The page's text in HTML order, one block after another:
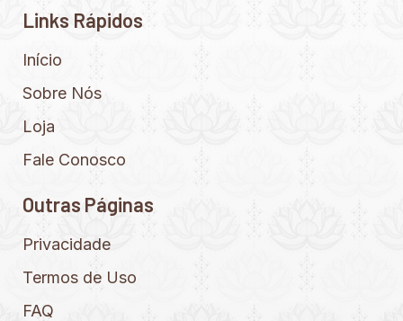
Links Rápidos
Início
Sobre Nós
Loja
Fale Conosco
Outras Páginas
Privacidade
Termos de Uso
FAQ